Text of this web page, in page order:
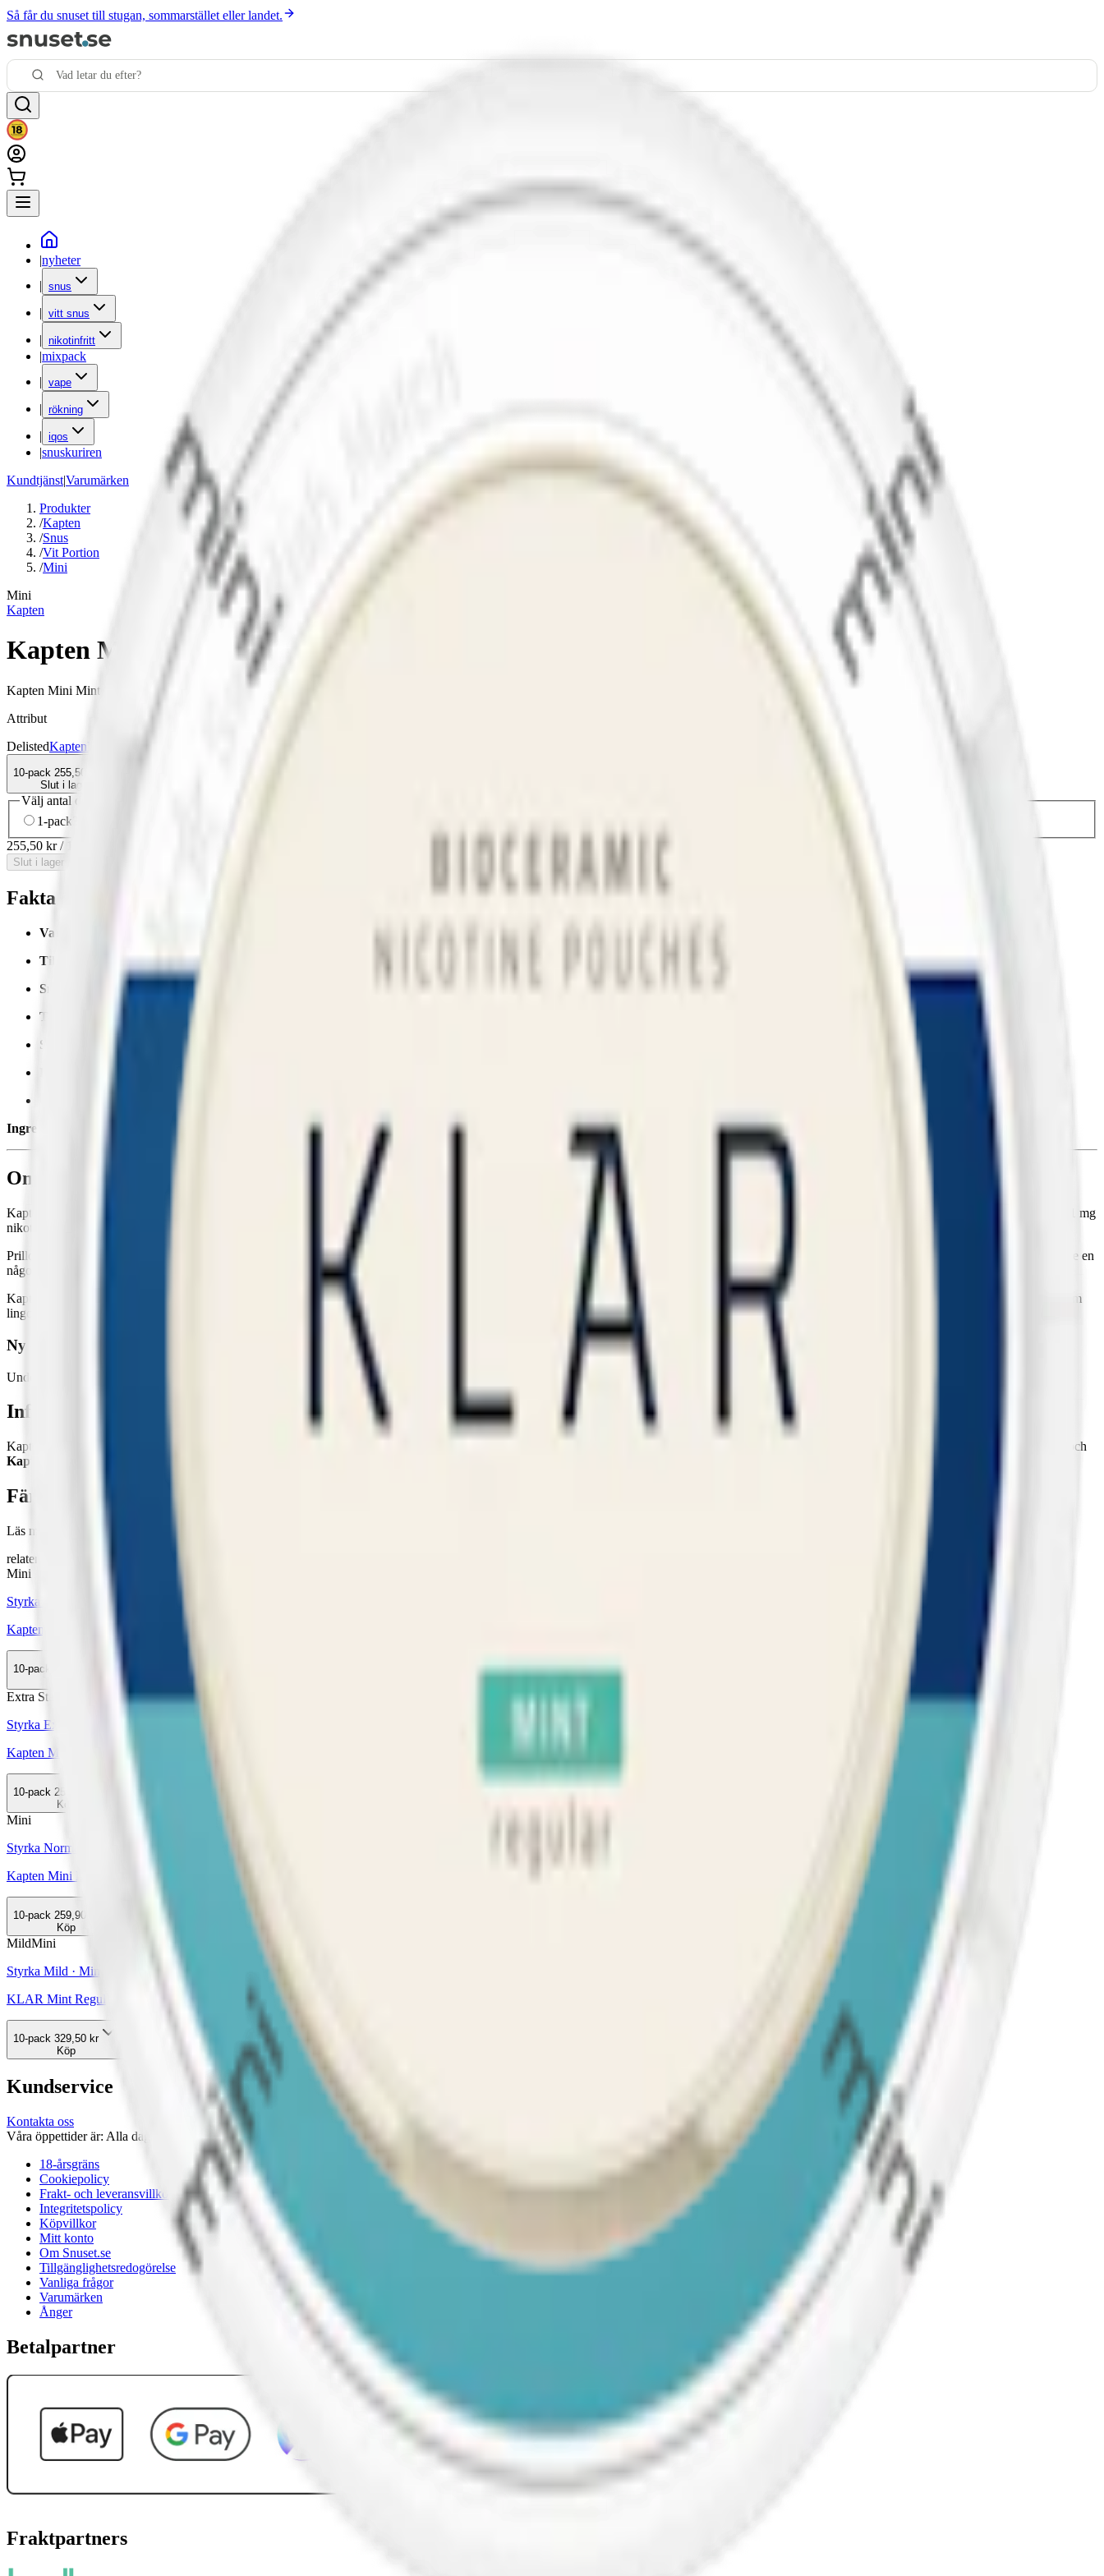
Så får du snuset till stugan, sommarstället eller landet.
|nyheter
| snus
| vitt snus
| nikotinfritt
|mixpack
| vape
| rökning
| iqos
|snuskuriren
Kundtjänst|Varumärken
Produkter
/Kapten
/Snus
/Vit Portion
/Mini
Mini
Kapten
Kapten Mini Mint Vit Portion
Kapten Mini Mint är en diskret miniprilla med tydlig och kylande mintsmak och 6,1 mg nikotin per prilla. Tillverkat av Swedish Match. OBS! Kapten Mini Mint har utgått ur sortimentet.
Attribut
DelistedKapten
10-pack 255,50 kr
Slut i lager
Välj antal dosor
1-pack
255,50 kr /
Slut i lager
Fakta om Kapten Mint White Minisnus
Varumärke:
Tillverkare:
Swedish Match
Snustyp:
white portion
Torrhet:
Styrka
normalstarkt snus
Format/storlek:
Ingredienser:
tobak, vatten, salt, fuktighetsbevarande medel (E422, glycerol), surhetsreglerande medel (E500, natriumkarbonater) samt aromer.
Om Kapten Mini Mint Vit Portion
Kapten Mini Mint är ett diskret
som bjuder på en tydlig och svalkande mintsmak. Inspirerad av pepparmynta och spearmint ger smaken en kylande effekt med inslag av sötma och aromatik. Med 6,1 mg
nikotin per prilla är denna miniprilla från Kapten ett normalstarkt snus, på gränsen till milt.
Prillorna är små, cirka 40 % mindre än traditionella portionssnus, och väger 0,5 gram styck. En dosa Kapten Mini Mint innehåller 20 vita portioner med en nettovikt på 10 gram.
rinner mindre tack vare en
något torrare yta, dock utan att smak- och nikotin-release påverkas.
Kapten snus, som tillverkas av
, har sitt ursprung i det familjeägda AG Snus och Assens Tobaksfabrik i Danmark. Kapten Mini Mint är en del av ett bredare minisnus-sortiment med smaker som
lingon, lakrits och melon.
Ny design på Kapten Mini Mint Vit Portion
Under hösten 2024 fick Kapten Mini Mint en ny design på dosan.
Information om varumärket Kapten
Kapten snus är ett varumärke med blandade nordiska rötter. Ursprungligen lanserat av danska AG Snus tillverkas Kapten idag av
och
Kapten Vit Portion
Färskt snus
Läs mer om hur du förvarar Kapten Mini Mint Vit Portion
relaterade produkter
Mini
Styrka Normal · Mini
Kapten Mini Vit Portion
10-pack
Extra Stark
Styrka Extra Stark · Large
Kapten Mint X-Stark Vit Portion
10-pack 259,90 kr
Köp
Mini
Styrka Normal · Mini
Kapten Mini Lakrits Vit Portion
10-pack 259,90 kr
Köp
MildMini
Styrka Mild · Mini
KLAR Mint Regular Mini
10-pack 329,50 kr
Köp
Kundservice
Kontakta oss
Våra öppettider är: Alla dagar 08:00 - 18:00 Vi svarar vanligtvis inom 24 timmar på vardagar.
18-årsgräns
Cookiepolicy
Frakt- och leveransvillkor
Integritetspolicy
Köpvillkor
Mitt konto
Om Snuset.se
Tillgänglighetsredogörelse
Vanliga frågor
Varumärken
Ånger
Betalpartner
Fraktpartners